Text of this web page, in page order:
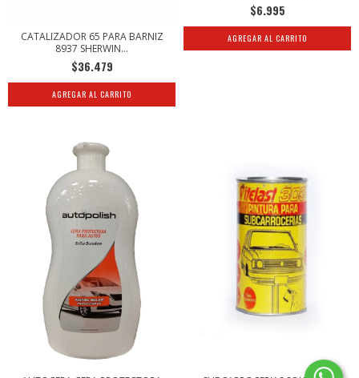
CATALIZADOR 65 PARA BARNIZ
8937 SHERWIN...
$36.479
$6.995